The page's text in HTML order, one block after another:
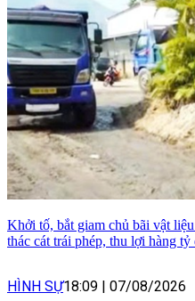
Khởi tố, bắt giam chủ bãi vật
thác cát trái phép, thu lợi hàng tỷ
HÌNH SỰ18:09 07/08/2026